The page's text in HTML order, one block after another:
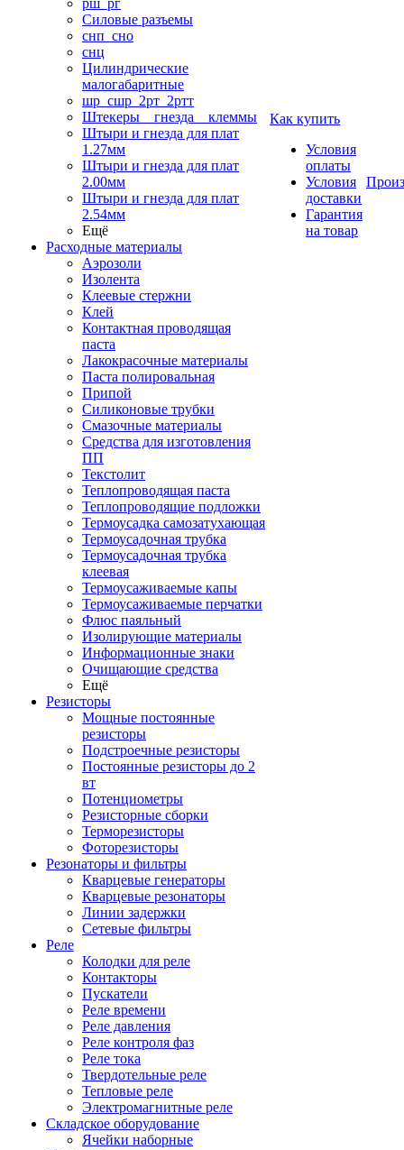
рш_рг
Силовые разъемы
снп_сно
снц
Цилиндрические
малогабаритные
шр_сшр_2рт_2ртт
Штекеры _ гнезда _ клеммы
Штыри и гнезда для плат
1.27мм
Штыри и гнезда для плат
2.00мм
Штыри и гнезда для плат
2.54мм
Ещё
Расходные материалы
Аэрозоли
Изолента
Клеевые стержни
Клей
Контактная проводящая
паста
Лакокрасочные материалы
Паста полировальная
Припой
Силиконовые трубки
Смазочные материалы
Средства для изготовления
ПП
Текстолит
Теплопроводящая паста
Теплопроводящие подложки
Термоусадка самозатухающая
Термоусадочная трубка
Термоусадочная трубка
клеевая
Термоусаживаемые капы
Термоусаживаемые перчатки
Флюс паяльный
Изолирующие материалы
Информационные знаки
Очищающие средства
Ещё
Резисторы
Мощные постоянные
резисторы
Подстроечные резисторы
Постоянные резисторы до 2
вт
Потенциометры
Резисторные сборки
Терморезисторы
Фоторезисторы
Резонаторы и фильтры
Кварцевые генераторы
Кварцевые резонаторы
Линии задержки
Сетевые фильтры
Реле
Колодки для реле
Контакторы
Пускатели
Реле времени
Реле давления
Реле контроля фаз
Реле тока
Твердотельные реле
Тепловые реле
Электромагнитные реле
Складское оборудование
Ячейки наборные
Как купить
Условия
оплаты
Условия
доставки
Гарантия
на товар